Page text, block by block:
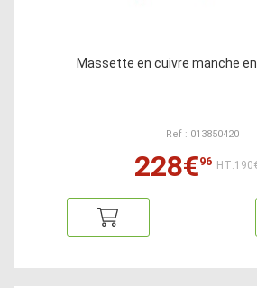
Massette en cuivre manche
Ref : 013850420
228€96